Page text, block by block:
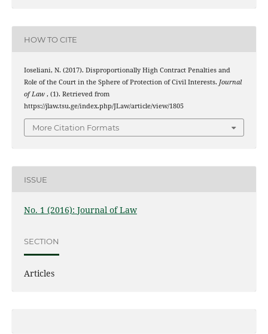
HOW TO CITE
Ioseliani, N. (2017). Disproportionally High Contract Penalties and
Role of the Court in the Sphere of Protection of Civil Interests. Journal
of Law , (1). Retrieved from
https://jlaw.tsu.ge/index.php/JLaw/article/view/1805
More Citation Formats
ISSUE
No. 1 (2016): Journal of Law
SECTION
Articles